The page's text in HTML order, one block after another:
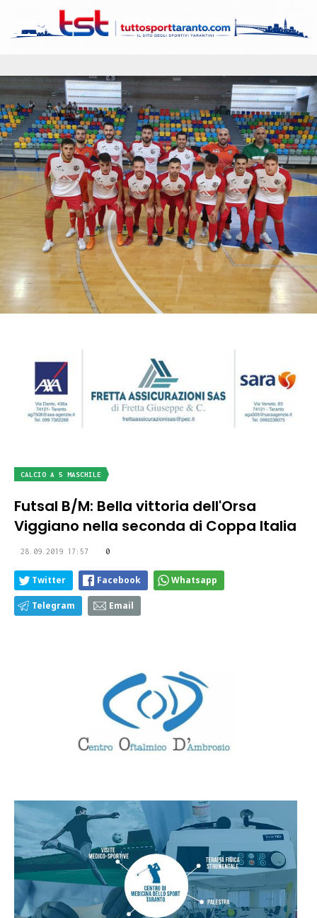
CALCIO A 5 MASCHILE
Futsal B/M: Bella vittoria dell'Orsa
Viggiano nella seconda di Coppa Italia
28.09.2019 17:57 0
Twitter Facebook Whatsapp
Telegram Email